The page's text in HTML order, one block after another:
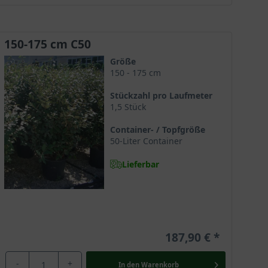
Pflanze ideale Bedingungen für ein kräftiges
Großteil der Ölweiden im Container geliefert wird,
Vor allem im Frühling und bei frisch gepflanzten
bleiben, muss zusätzlich zur Gießkanne
150-175 cm C50
Größe
150 - 175 cm
Stückzahl pro Laufmeter
1,5 Stück
Container- / Topfgröße
50-Liter Container
Lieferbar
187,90 €
- + In den Warenkorb